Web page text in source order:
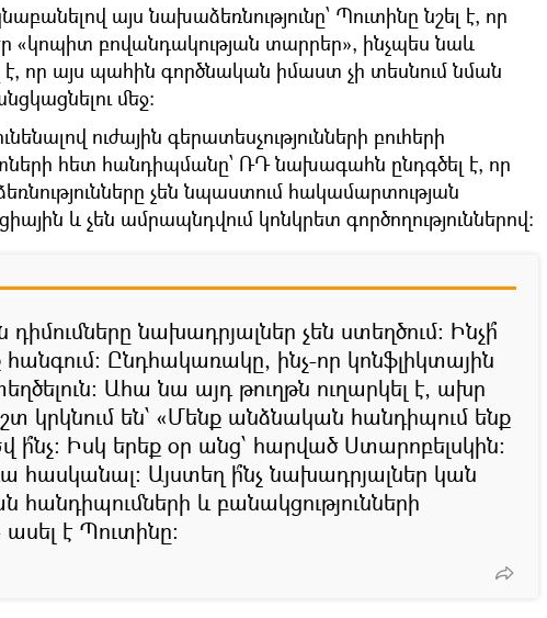
այս նախաձեռնությունը՝ Պուտինը նշել է, որ
«կոպիտ բովանդակության տարրեր», ինչպես նաև
որ այս պահին գործնական իմաստ չի տեսնում նման
մեջ:
ուժային գերատեսչությունների բուհերի
հետ հանդիպմանը՝ ՌԴ նախագահն ընդգծել է, որ
չեն նպաստում հակամարտության
և չեն ամրապնդվում կոնկրետ գործողություններով:
դիմումները նախադրյալներ չեն ստեղծում։ Ինչի՞
Ընդհակառակը, ինչ-որ կոնֆլիկտային
Ահա նա այդ թուղթն ուղարկել է, ախր
կրկնում են՝ «Մենք անձնական հանդիպում ենք
ի՞նչ։ Իսկ երեք օր անց՝ հարված Ստարոբելսկին։
հասկանալ: Այստեղ ի՞նչ նախադրյալներ կան
հանդիպումների և բանակցությունների
է Պուտինը։